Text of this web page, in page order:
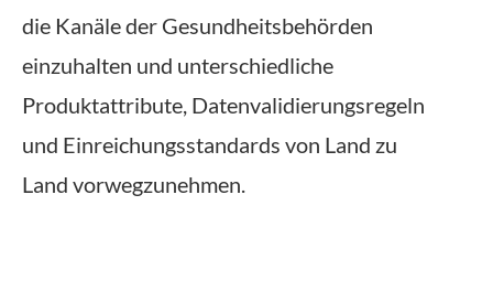
die Kanäle der Gesundheitsbehörden
einzuhalten und unterschiedliche
Produktattribute, Datenvalidierungsregeln
und Einreichungsstandards von Land zu
Land vorwegzunehmen.